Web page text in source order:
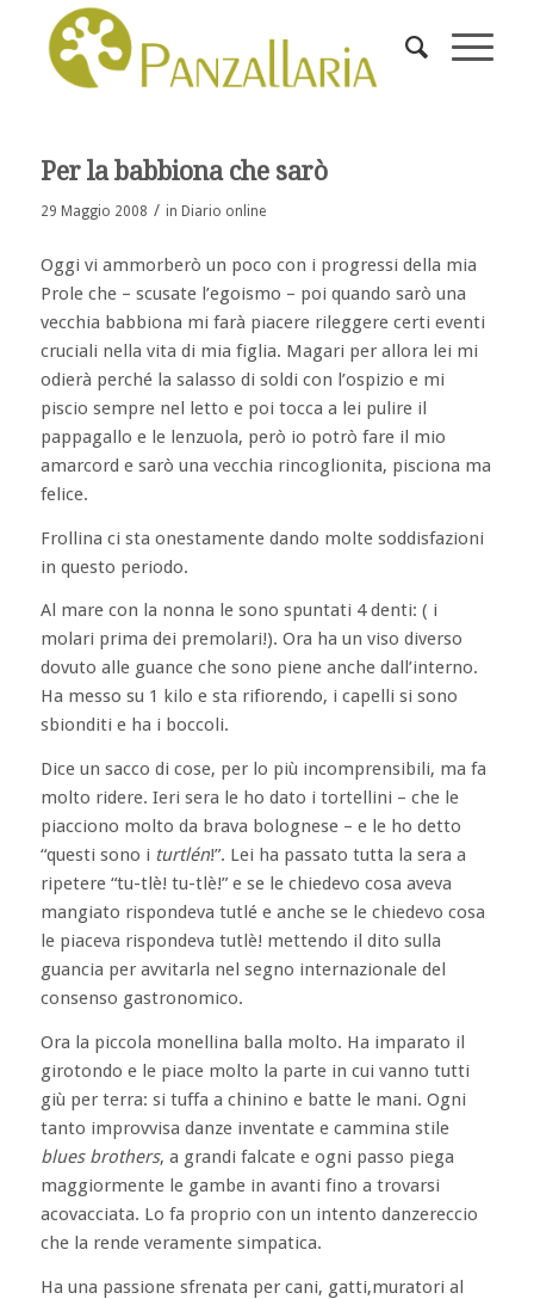
Per la babbiona che sarò
29 Maggio 2008 / in Diario online
Oggi vi ammorberò un poco con i progressi della mia
Prole che – scusate l’egoismo – poi quando sarò una
vecchia babbiona mi farà piacere rileggere certi eventi
cruciali nella vita di mia figlia. Magari per allora lei mi
odierà perché la salasso di soldi con l’ospizio e mi
piscio sempre nel letto e poi tocca a lei pulire il
pappagallo e le lenzuola, però io potrò fare il mio
amarcord e sarò una vecchia rincoglionita, pisciona ma
felice.
Frollina ci sta onestamente dando molte soddisfazioni
in questo periodo.
Al mare con la nonna le sono spuntati 4 denti: ( i
molari prima dei premolari!). Ora ha un viso diverso
dovuto alle guance che sono piene anche dall’interno.
Ha messo su 1 kilo e sta rifiorendo, i capelli si sono
sbionditi e ha i boccoli.
Dice un sacco di cose, per lo più incomprensibili, ma fa
molto ridere. Ieri sera le ho dato i tortellini – che le
piacciono molto da brava bolognese – e le ho detto
“questi sono i turtlén!”. Lei ha passato tutta la sera a
ripetere “tu-tlè! tu-tlè!” e se le chiedevo cosa aveva
mangiato rispondeva tutlé e anche se le chiedevo cosa
le piaceva rispondeva tutlè! mettendo il dito sulla
guancia per avvitarla nel segno internazionale del
consenso gastronomico.
Ora la piccola monellina balla molto. Ha imparato il
girotondo e le piace molto la parte in cui vanno tutti
giù per terra: si tuffa a chinino e batte le mani. Ogni
tanto improvvisa danze inventate e cammina stile
blues brothers, a grandi falcate e ogni passo piega
maggiormente le gambe in avanti fino a trovarsi
acovacciata. Lo fa proprio con un intento danzereccio
che la rende veramente simpatica.
Ha una passione sfrenata per cani, gatti,muratori al